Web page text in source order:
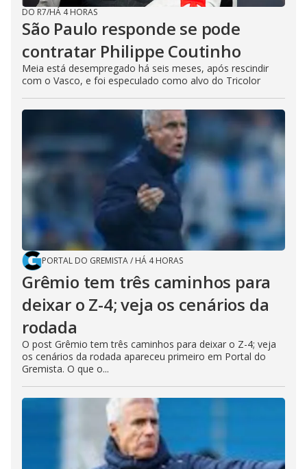
DO R7/HÁ 4 HORAS
São Paulo responde se pode
contratar Philippe Coutinho
Meia está desempregado há seis meses, após rescindir
com o Vasco, e foi especulado como alvo do Tricolor
PORTAL DO GREMISTA/ HÁ 4 HORAS
Grêmio tem três caminhos para
deixar o Z-4; veja os cenários da
rodada
O post Grêmio tem três caminhos para deixar o Z-4; veja
os cenários da rodada apareceu primeiro em Portal do
Gremista. O que o...